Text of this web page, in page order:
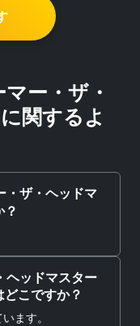
ー・ザ・
関するよ
・ザ・ヘッドマ
ヘッドマスター
こですか？
ます。